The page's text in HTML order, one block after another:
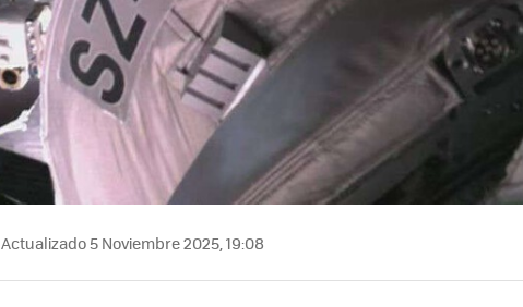
Actualizado 5 Noviembre 2025, 19:08